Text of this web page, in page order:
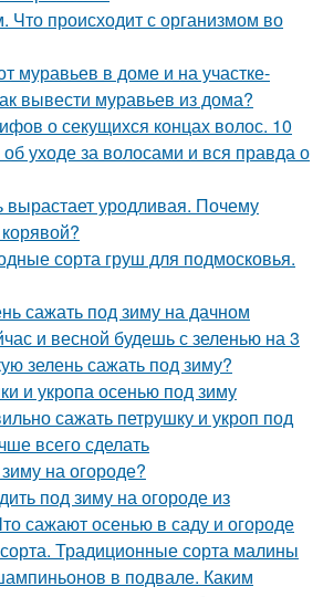
Что происходит с организмом во
муравьев в доме и на участке-
вывести муравьев из дома?
о секущихся концах волос. 10
уходе за волосами и вся правда о
уродливая. Почему
сорта груш для подмосковья.
сажать под зиму на дачном
и весной будешь с зеленью на 3
зелень сажать под зиму?
и укропа осенью под зиму
сажать петрушку и укроп под
всего сделать
на огороде?
под зиму на огороде из
сажают осенью в саду и огороде
Традиционные сорта малины
в подвале. Каким